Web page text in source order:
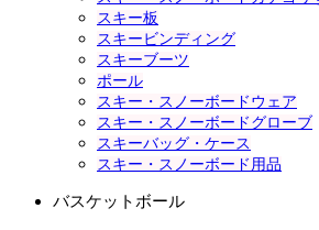
スキー板
スキービンディング
スキーブーツ
ポール
スキー・スノーボードウェア
スキー・スノーボードグローブ
スキーバッグ・ケース
スキー・スノーボード用品
バスケットボール